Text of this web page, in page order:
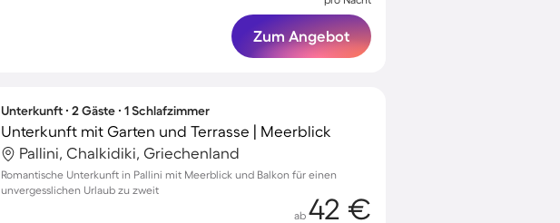
Zum Angebot
Unterkunft ∙ 2 Gäste ∙ 1 Schlafzimmer
Unterkunft mit Garten und Terrasse | Meerblick
Pallini, Chalkidiki, Griechenland
Romantische Unterkunft in Pallini mit Meerblick und Balkon für einen
unvergesslichen Urlaub zu zweit
ab 42 €